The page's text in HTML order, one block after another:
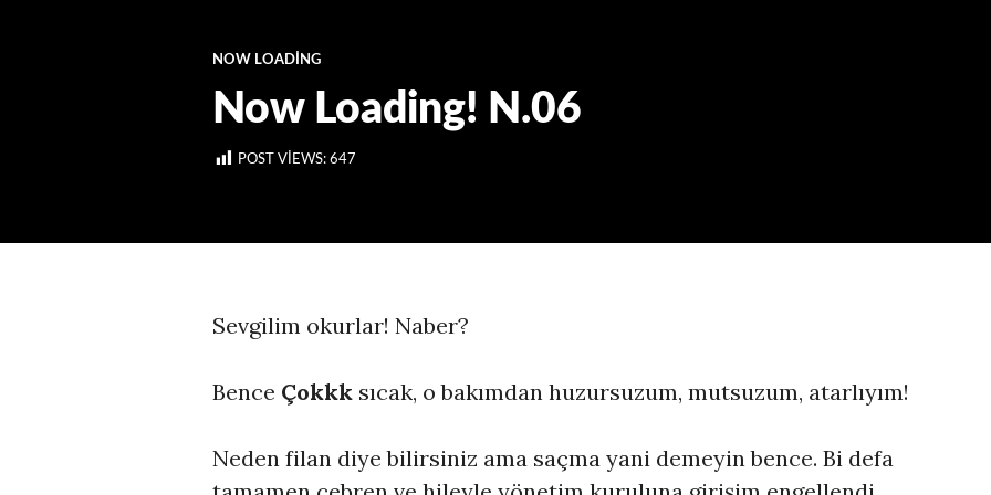
NOW LOADING
Now Loading! N.06
POST VIEWS: 647
Sevgilim okurlar! Naber?
Bence Çokkk sıcak, o bakımdan huzursuzum, mutsuzum, atarlıyım!
Neden filan diye bilirsiniz ama saçma yani demeyin bence. Bi defa